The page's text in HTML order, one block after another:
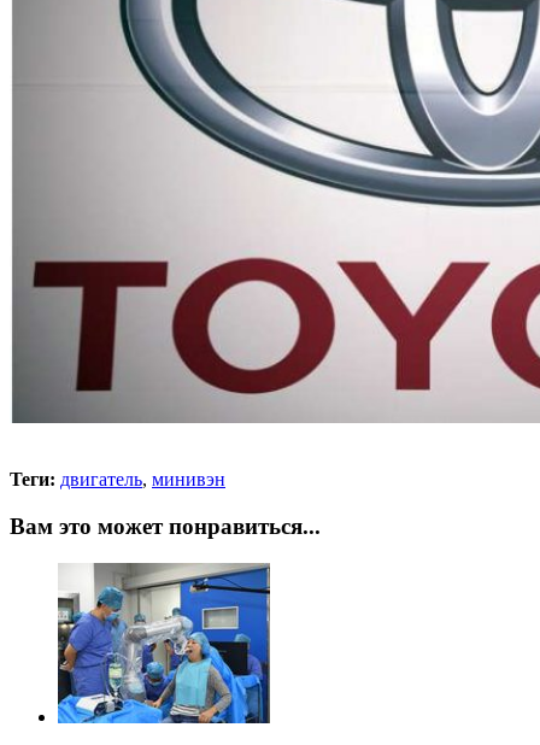
Теги: двигатель, минивэн
Вам это может понравиться...